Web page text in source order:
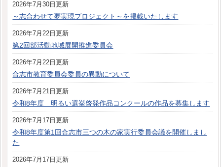
2026年7月30日更新
～志合わせて夢実現プロジェクト～を掲載いたします
2026年7月22日更新
第2回部活動地域展開推進委員会
2026年7月22日更新
合志市教育委員会委員の異動について
2026年7月21日更新
令和8年度 明るい選挙啓発作品コンクールの作品を募集します
2026年7月17日更新
令和8年度第1回合志市三つの木の家実行委員会議を開催しまし
た
2026年7月17日更新